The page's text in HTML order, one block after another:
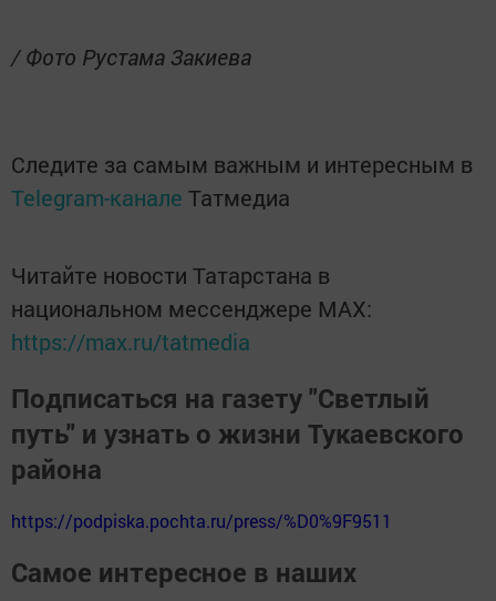
/ Фото Рустама Закиева
Следите за самым важным и интересным в
Telegram-канале Татмедиа
Читайте новости Татарстана в
национальном мессенджере MАХ:
https://max.ru/tatmedia
Подписаться на газету "Светлый
путь" и узнать о жизни Тукаевского
района
https://podpiska.pochta.ru/press/%D0%9F9511
Самое интересное в наших